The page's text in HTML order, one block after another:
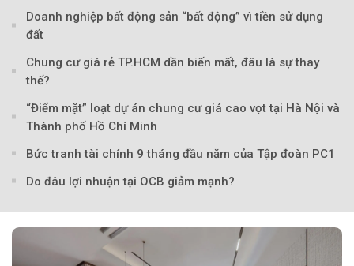
Doanh nghiệp bất động sản “bất động” vì tiền sử dụng
đất
Chung cư giá rẻ TP.HCM dần biến mất, đâu là sự thay
thế?
“Điểm mặt” loạt dự án chung cư giá cao vọt tại Hà Nội và
Thành phố Hồ Chí Minh
Bức tranh tài chính 9 tháng đầu năm của Tập đoàn PC1
Do đâu lợi nhuận tại OCB giảm mạnh?